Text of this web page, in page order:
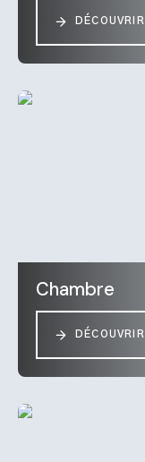
DÉCOUVRIR
Chambre
DÉCOUVRIR